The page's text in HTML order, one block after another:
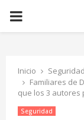
PRIMARY
Inicio
Seguridad
Familiares de
que los 3 autores
Seguridad